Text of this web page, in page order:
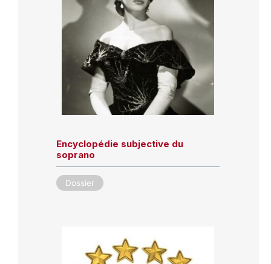
Encyclopédie subjective du
soprano
Dossier